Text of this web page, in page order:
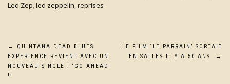
Led Zep,led zeppelin,reprises
Navigation
de
←
QUINTANA DEAD BLUES
EXPERIENCE REVIENT AVEC UN
NOUVEAU SINGLE : ‘GO AHEAD
!’
LE FILM ‘LE PARRAIN’ SORTAIT
EN SALLES IL Y A 50 ANS
→